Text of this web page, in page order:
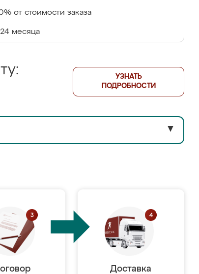
от стоимости заказа
24 месяца
УЗНАТЬ
ПОДРОБНОСТИ
▼
Доставка